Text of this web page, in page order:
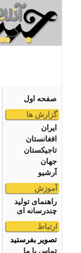
صفحه اول
گزارش ها
ایران
افغانستان
تاجیکستان
جهان
آرشیو
آموزش
راهنمای تولید
چندرسانه ای
ارتباط
تصویر بفرستید
تماس با ما